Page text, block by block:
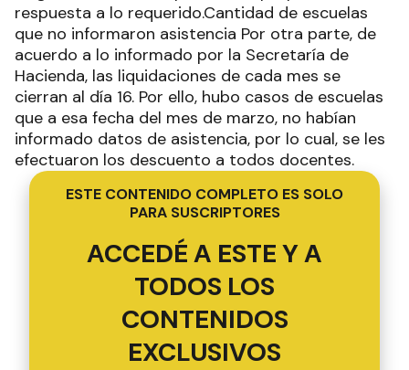
respuesta a lo requerido.Cantidad de escuelas
que no informaron asistencia Por otra parte, de
acuerdo a lo informado por la Secretaría de
Hacienda, las liquidaciones de cada mes se
cierran al día 16. Por ello, hubo casos de escuelas
que a esa fecha del mes de marzo, no habían
informado datos de asistencia, por lo cual, se les
efectuaron los descuento a todos docentes.
ESTE CONTENIDO COMPLETO ES SOLO
PARA SUSCRIPTORES
ACCEDÉ A ESTE Y A
TODOS LOS
CONTENIDOS
EXCLUSIVOS